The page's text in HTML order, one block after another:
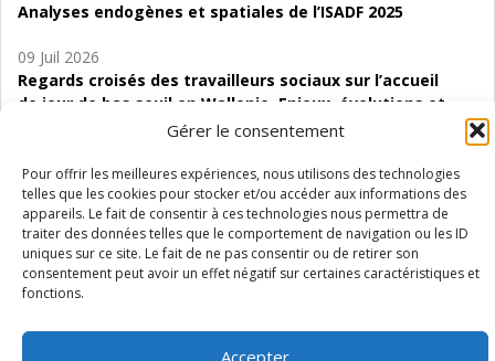
Gérer le consentement
Pour offrir les meilleures expériences, nous utilisons des technologies
telles que les cookies pour stocker et/ou accéder aux informations des
appareils. Le fait de consentir à ces technologies nous permettra de
traiter des données telles que le comportement de navigation ou les ID
uniques sur ce site. Le fait de ne pas consentir ou de retirer son
consentement peut avoir un effet négatif sur certaines caractéristiques et
fonctions.
Accepter
Analyses endogènes et spatiales de l’ISADF 2025
09 Juil 2026
Regards croisés des travailleurs sociaux sur l’accueil
de jour de bas seuil en Wallonie. Enjeux, évolutions et
06 Juil 2026
Étude d’évaluabilité des Structures
d’accompagnement à l’autocréation d’emploi (SAACE)
01 Juil 2026
Pénurie du personnel infirmier :quels indicateurs
Wallonie ?